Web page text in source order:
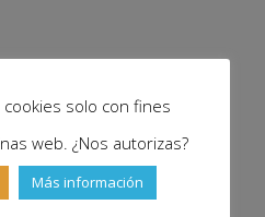
cookies solo con fines
web. ¿Nos autorizas?
Más información